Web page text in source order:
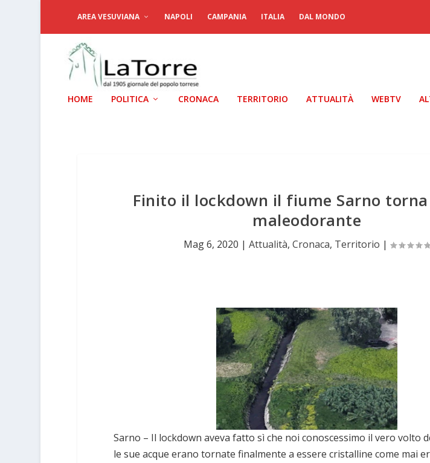
AREA VESUVIANA NAPOLI CAMPANIA ITALIA DAL MONDO
HOME POLITICA CRONACA TERRITORIO ATTUALITÀ WEBTV
Finito il lockdown il fiume Sarno
maleodorante
Mag 6, 2020 |Attualità,Cronaca, Territorio |
Sarno – Il lockdown aveva fatto sì che noi conoscessimo il vero volto
le sue acque erano tornate finalmente a essere cristalline come mai